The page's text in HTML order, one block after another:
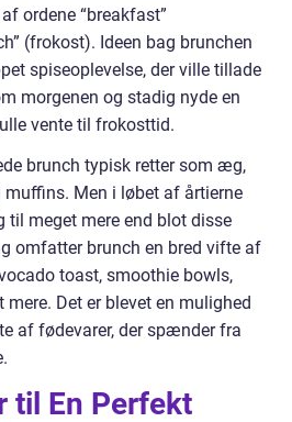
ordene “breakfast”
(frokost). Ideen bag brunchen
spiseoplevelse, der ville tillade
morgenen og stadig nyde en
vente til frokosttid.
brunch typisk retter som æg,
muffins. Men i løbet af årtierne
til meget mere end blot disse
omfatter brunch en bred vifte af
toast, smoothie bowls,
mere. Det er blevet en mulighed
af fødevarer, der spænder fra
til En Perfekt